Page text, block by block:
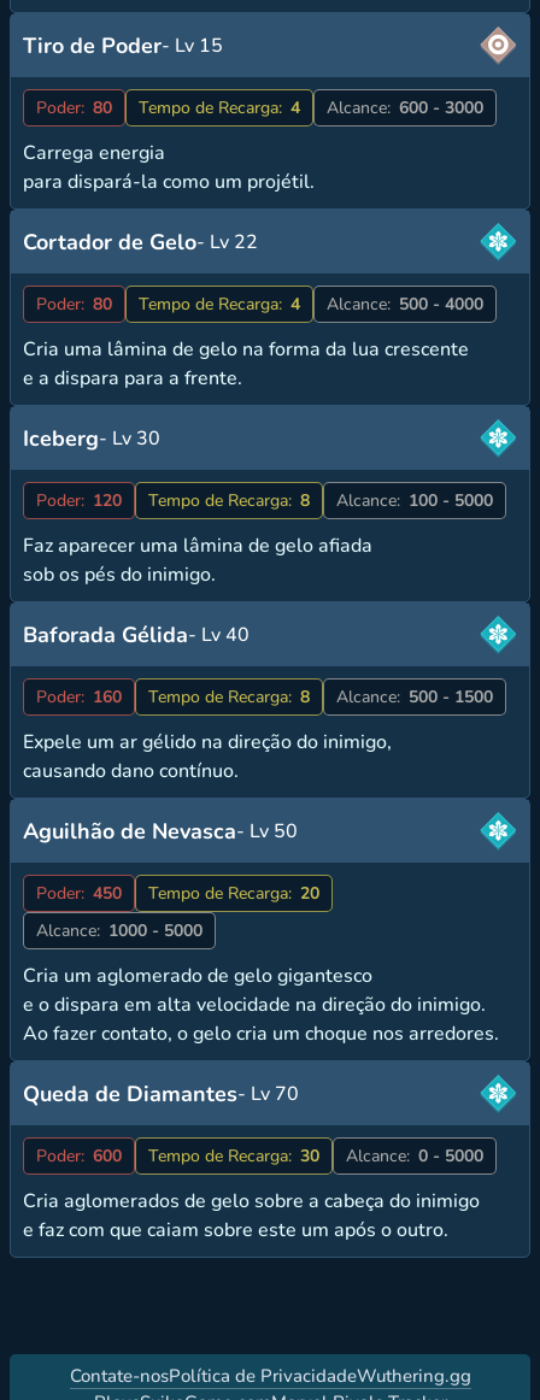
Tiro de Poder- Lv 15
Poder: 80 Tempo de Recarga: 4 Alcance: 600 - 3000
Carrega energia
para dispará-la como um projétil.
Cortador de Gelo- Lv 22
Poder: 80 Tempo de Recarga: 4 Alcance: 500 - 4000
Cria uma lâmina de gelo na forma da lua crescente
e a dispara para a frente.
Iceberg- Lv 30
Poder: 120 Tempo de Recarga: 8 Alcance: 100 - 5000
Faz aparecer uma lâmina de gelo afiada
sob os pés do inimigo.
Baforada Gélida- Lv 40
Poder: 160 Tempo de Recarga: 8 Alcance: 500 - 1500
Expele um ar gélido na direção do inimigo,
causando dano contínuo.
Aguilhão de Nevasca- Lv 50
Poder: 450 Tempo de Recarga: 20
Alcance: 1000 - 5000
Cria um aglomerado de gelo gigantesco
e o dispara em alta velocidade na direção do inimigo.
Ao fazer contato, o gelo cria um choque nos arredores.
Queda de Diamantes- Lv 70
Poder: 600 Tempo de Recarga: 30 Alcance: 0 - 5000
Cria aglomerados de gelo sobre a cabeça do inimigo
e faz com que caiam sobre este um após o outro.
Contate-nosPolítica de PrivacidadeWuthering.gg